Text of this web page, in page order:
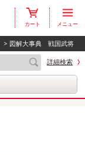
カート メニュー
> 図解大事典 戦国武将
詳細検索